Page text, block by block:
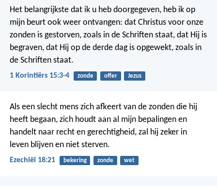
Het belangrijkste dat ik u heb doorgegeven, heb ik op
mijn beurt ook weer ontvangen: dat Christus voor onze
zonden is gestorven, zoals in de Schriften staat, dat Hij is
begraven, dat Hij op de derde dag is opgewekt, zoals in
de Schriften staat.
1 Korintiërs 15:3-4 zonde offer Jezus
Als een slecht mens zich afkeert van de zonden die hij
heeft begaan, zich houdt aan al mijn bepalingen en
handelt naar recht en gerechtigheid, zal hij zeker in
leven blijven en niet sterven.
Ezechiël 18:21 bekering zonde wet